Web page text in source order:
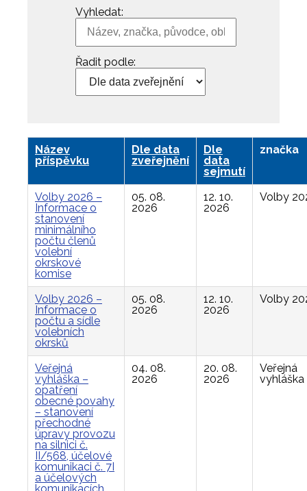
Vyhledat:
Řadit podle:
Název
příspěvku
Dle data
zveřejnění
Dle
data
sejmutí
značka
Volby 2026 –
Informace o
stanovení
minimálního
počtu členů
volební
okrskové
komise
05. 08.
2026
12. 10.
2026
Volby
Volby 2026 –
Informace o
počtu a sídle
volebních
okrsků
05. 08.
2026
12. 10.
2026
Volby
Veřejná
vyhláška –
opatření
obecné povahy
– stanovení
přechodné
úpravy provozu
na silnici č.
II/568, účelové
komunikaci č. 7I
a účelových
04. 08.
2026
20. 08.
2026
Veřejná
vyhláška